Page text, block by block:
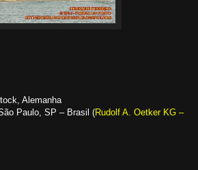
Alemanha
Paulo, SP – Brasil (Rudolf A. Oetker KG –